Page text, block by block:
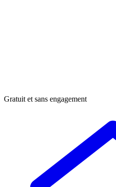
Gratuit et sans engagement